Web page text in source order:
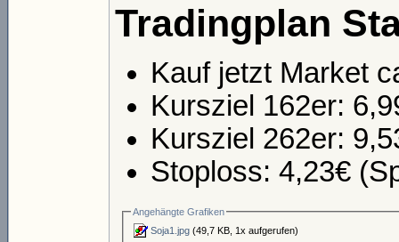
Tradingplan
Kauf jetzt Market
Kursziel 162er:
Kursziel 262er:
Stoploss: 4,23€
Angehängte Grafiken
Soja1.jpg (49,7 KB, 1x aufgerufen)